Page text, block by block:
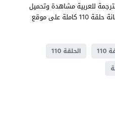
الحلقة 110 قصة عشق بطولة خليل ابراهيم جيهان و سيلا توركوغلو مسلسل الامانة الحلقة 110 مترجمة للعربية مشاهدة وتحميل
الامانة 110 يوتيوب جودة عالية قصة المسلسل التركي الامانة تدور في احداث ​​درامية مشوقة شاهد الامانة حلقة 110 كاملة على موقع
الحلقة 110